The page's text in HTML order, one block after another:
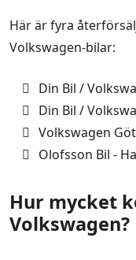
Här är fyra
Volkswagen-bilar:
Din Bil /
Din Bil /
Volkswagen
Olofsson Bil -
Hur mycket
Volkswagen?